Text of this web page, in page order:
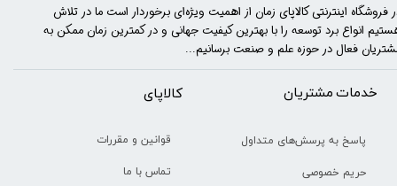
خدمات مشتریان
پاسخ به پرسش‌های متداول
حریم خصوصی
​​کالاپای
قوانین و مقررات
تماس با ما
فروشگاه اینترنتی کالاپای زمان از اهمیت ویژه‌ای برخوردار است ما در تلاش
انواع برد توسعه را با​​​ بهترین کیفیت جهانی و در کمترین زمان ممکن به
فعال در حوزه علم و صنعت برسانیم...